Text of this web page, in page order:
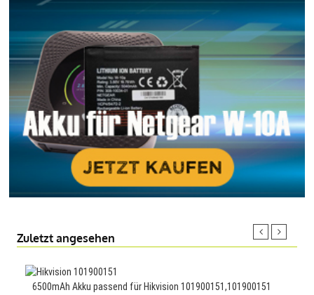
Zuletzt angesehen
6500mAh Akku passend für Hikvision 101900151,101900151